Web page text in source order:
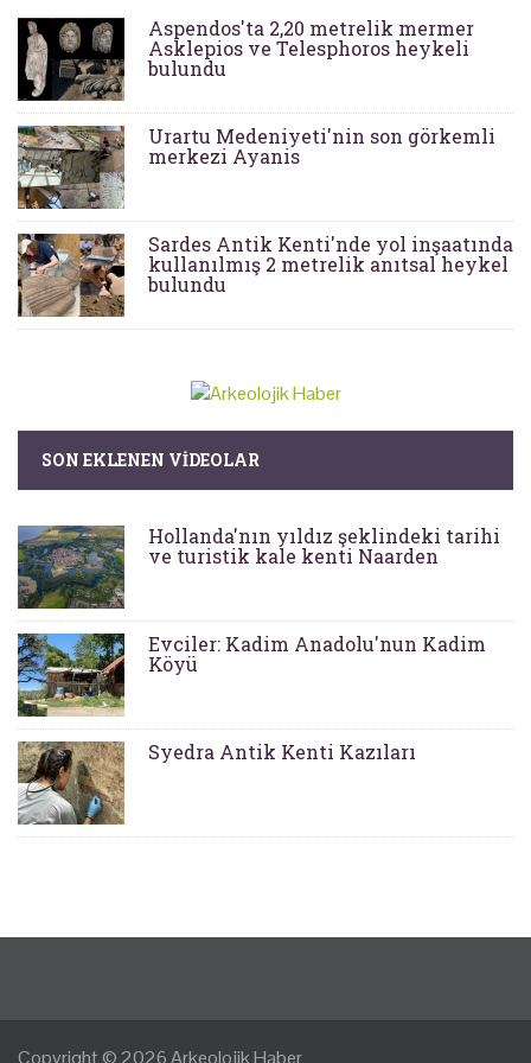
Aspendos'ta 2,20 metrelik mermer
Asklepios ve Telesphoros heykeli
bulundu
Urartu Medeniyeti'nin son görkemli
merkezi Ayanis
Sardes Antik Kenti'nde yol inşaatında
kullanılmış 2 metrelik anıtsal heykel
bulundu
SON EKLENEN VIDEOLAR
Hollanda'nın yıldız şeklindeki tarihi
ve turistik kale kenti Naarden
Evciler: Kadim Anadolu'nun Kadim
Köyü
Syedra Antik Kenti Kazıları
Copyright © 2026Arkeolojik Haber